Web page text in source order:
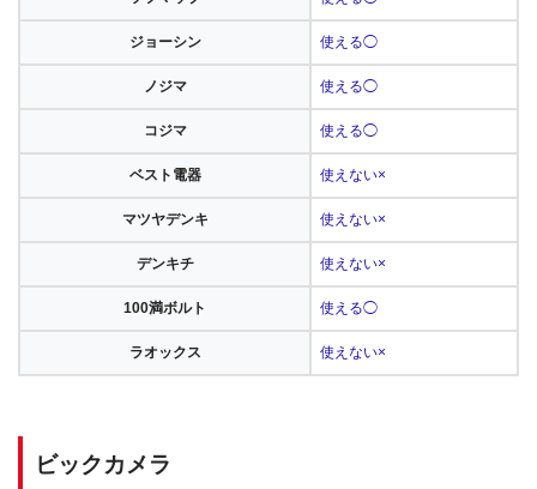
ジョーシン 使える◯
ノジマ 使える◯
コジマ 使える◯
ベスト電器 使えない×
マツヤデンキ 使えない×
デンキチ 使えない×
100満ボルト 使える◯
ラオックス 使えない×
ビックカメラ